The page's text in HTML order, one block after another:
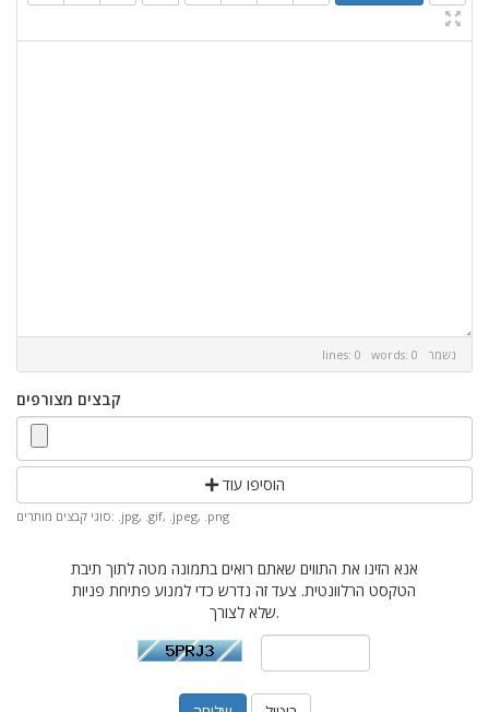
lines: 0 words: 0 נשמר
קבצים מצורפים
הוסיפו עוד
סוגי קבצים מותרים: .jpg, .gif, .jpeg, .png
אנא הזינו את התווים שאתם רואים בתמונה מטה לתוך תיבת
הטקסט הרלוונטית. צעד זה נדרש כדי למנוע פתיחת פניות
שלא לצורך.